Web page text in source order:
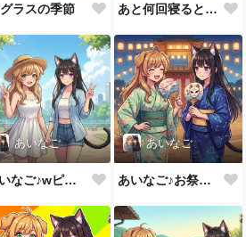
グラスの季節 あと何回寝るとアルタイルかな💦
あいなご
あいなご♪wピース💕
あいなご
あいなご♪お祭りのカワイイうちわ💕